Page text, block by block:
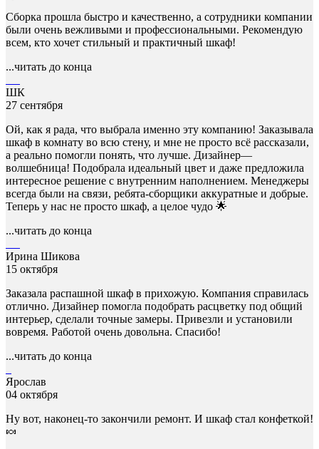
Сборка прошла быстро и качественно, а сотрудники компании
были очень вежливыми и профессиональными. Рекомендую
всем, кто хочет стильный и практичный шкаф!
...читать до конца
ШК
27 сентября
Ой, как я рада, что выбрала именно эту компанию! Заказывала
шкаф в комнату во всю стену, и мне не просто всё рассказали,
а реально помогли понять, что лучше. Дизайнер—
волшебница! Подобрала идеальный цвет и даже предложила
интересное решение с внутренним наполнением. Менеджеры
всегда были на связи, ребята-сборщики аккуратные и добрые.
Теперь у нас не просто шкаф, а целое чудо 🌟
...читать до конца
Ирина Шикова
15 октября
Заказала распашной шкаф в прихожую. Компания справилась
отлично. Дизайнер помогла подобрать расцветку под общий
интерьер, сделали точные замеры. Привезли и установили
вовремя. Работой очень довольна. Спасибо!
...читать до конца
Ярослав
04 октября
Ну вот, наконец-то закончили ремонт. И шкаф стал конфеткой!
🍬